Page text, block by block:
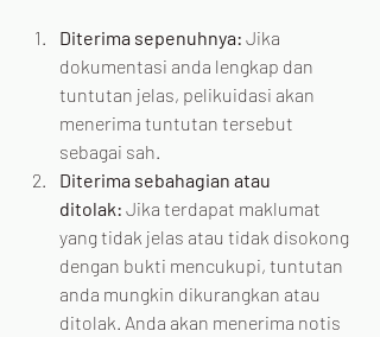
Diterima sepenuhnya: Jika
dokumentasi anda lengkap dan
tuntutan jelas, pelikuidasi akan
menerima tuntutan tersebut
sebagai sah.
Diterima sebahagian atau
ditolak: Jika terdapat maklumat
yang tidak jelas atau tidak disokong
dengan bukti mencukupi, tuntutan
anda mungkin dikurangkan atau
ditolak. Anda akan menerima notis